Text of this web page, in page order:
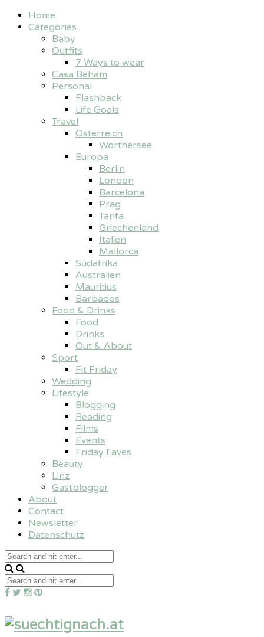
Home
Categories
Baby
Outfits
7 Ways to wear
Casa Beham
Personal
Flashback
Life Goals
Travel
Österreich
Wörthersee
Europa
Berlin
London
Barcelona
Prag
Tarifa
Griechenland
Italien
Mallorca
Südafrika
Australien
Mauritius
Barbados
Food & Drinks
Food
Drinks
Out & About
Sport
Fit Friday
Wedding
Lifestyle
Blogging
Reading
Films
Events
Friday Faves
Beauty
Linz
Gastblogger
About
Contact
Newsletter
Datenschutz